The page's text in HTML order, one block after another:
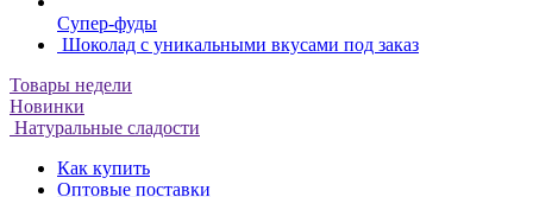
Супер-фуды
Шоколад с уникальными вкусами под заказ
Товары недели
Новинки
Натуральные сладости
Как купить
Оптовые поставки